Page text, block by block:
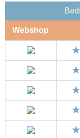
Webshop